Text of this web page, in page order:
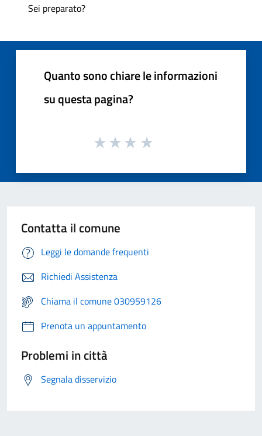
Sei preparato?
Quanto sono chiare le informazioni
su questa pagina?
Contatta il comune
Leggi le domande frequenti
Richiedi Assistenza
Chiama il comune 030959126
Prenota un appuntamento
Problemi in città
Segnala disservizio